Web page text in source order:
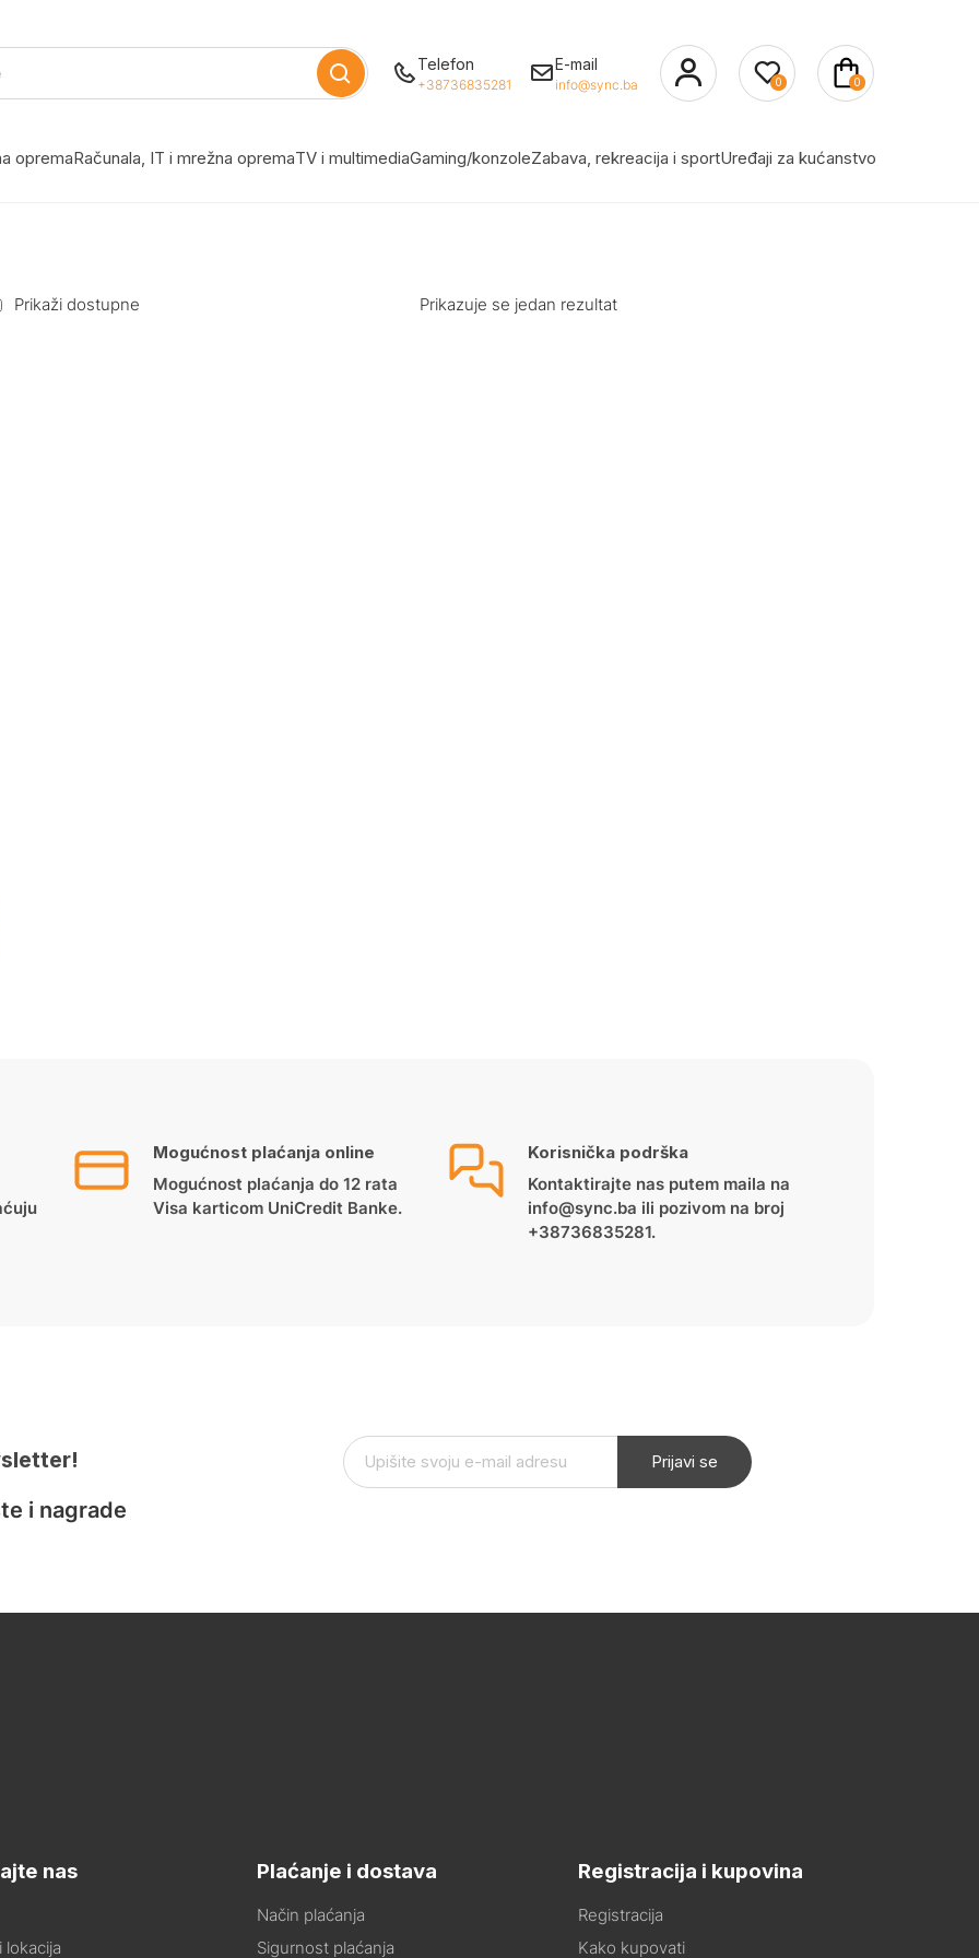
Telefon
+38736835281
E-mail
info@sync.ba 0 0
opremaRačunala, IT i mrežna opremaTV i multimediaGaming/konzoleZabava, rekreacija i sportUređaji za kućanstvo
Prikaži dostupne Prikazuje se jedan rezultat
Mogućnost plaćanja online
Mogućnost plaćanja do 12 rata
Visa karticom UniCredit Banke.
Korisnička podrška
Kontaktirajte nas putem maila na
info@sync.ba ili pozivom na broj
+38736835281.
i nagrade
Prijavi se
nas
lokacija
Plaćanje i dostava
Način plaćanja
Sigurnost plaćanja
Registracija i kupovina
Registracija
Kako kupovati